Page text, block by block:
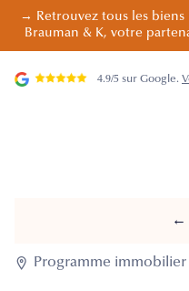
→ Retrouvez tous les biens
Brauman & K, votre
4.9/5 sur Google.
←
 Programme immobilier